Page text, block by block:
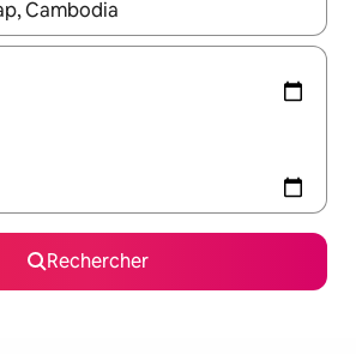
s'affichent, utilisez les flèches vers le
Rechercher